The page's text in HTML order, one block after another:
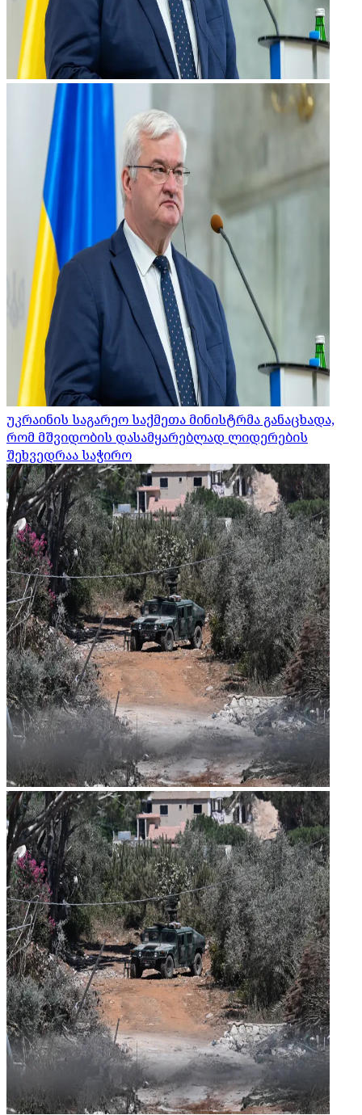
უკრაინის საგარეო საქმეთა მინისტრმა განაცხადა,
რომ მშვიდობის დასამყარებლად ლიდერების
შეხვედრაა საჭირო